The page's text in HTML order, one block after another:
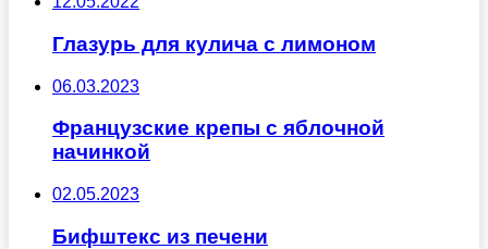
Глазурь для кулича с лимоном
06.03.2023
Французские крепы с яблочной
начинкой
02.05.2023
Бифштекс из печени